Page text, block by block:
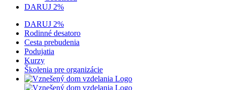
DARUJ 2%
DARUJ 2%
Rodinné desatoro
Cesta prebudenia
Podujatia
Kurzy
Školenia pre organizácie